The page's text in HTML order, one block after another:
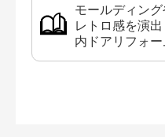
モールディン
レトロ感を演
内ドアリフォー